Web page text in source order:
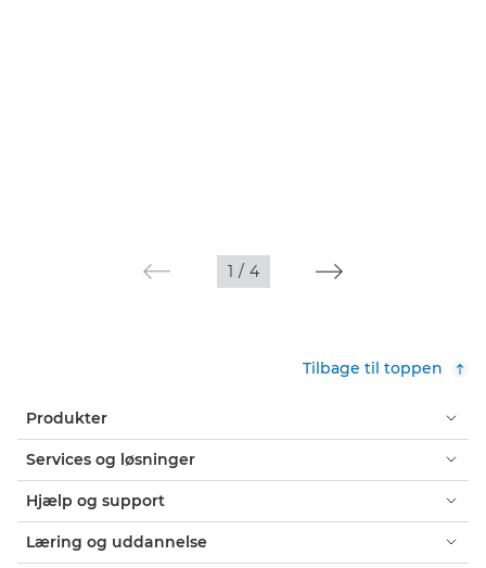
1 / 4
Tilbage til toppen
Produkter
Services og løsninger
Hjælp og support
Læring og uddannelse